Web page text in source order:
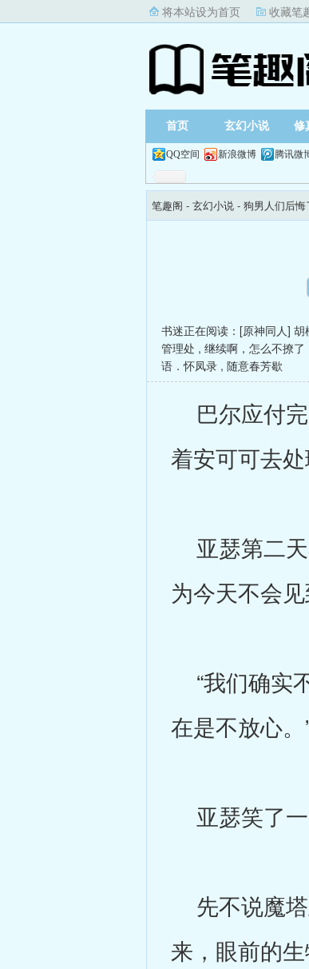
将本站设为首页 收藏笔
首页 玄幻小说 修
QQ空间 新浪微博 腾讯微
笔趣阁 - 玄幻小说 - 狗男人们后
书迷正在阅读： [原神同人] 胡
管理处 , 继续啊，怎么不撩了
语．怀凤录 , 随意春芳歇
巴尔应付完
着安可可去
亚瑟第二天
为今天不会
“我们确实
在是不放心。
亚瑟笑了一
先不说魔塔
来，眼前的